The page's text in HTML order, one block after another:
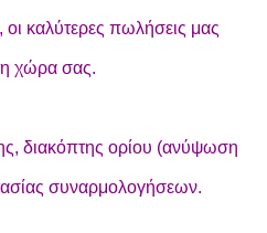
καλύτερες πωλήσεις μας
χώρα σας.
διακόπτης ορίου (ανύψωση
συναρμολογήσεων.